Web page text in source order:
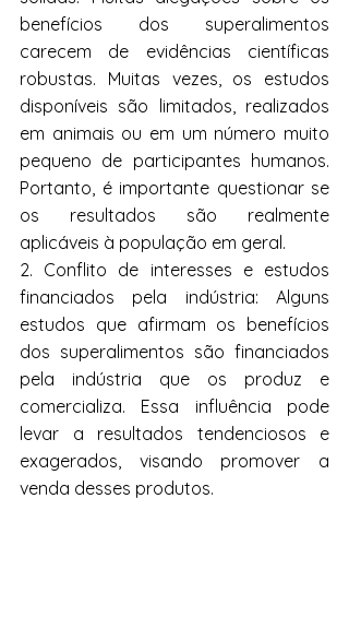
benefícios dos superalimentos
carecem de evidências científicas
robustas. Muitas vezes, os estudos
disponíveis são limitados, realizados
em animais ou em um número muito
pequeno de participantes humanos.
Portanto, é importante questionar se
os resultados são realmente
aplicáveis à população em geral.
2. Conflito de interesses e estudos
financiados pela indústria: Alguns
estudos que afirmam os benefícios
dos superalimentos são financiados
pela indústria que os produz e
comercializa. Essa influência pode
levar a resultados tendenciosos e
exagerados, visando promover a
venda desses produtos.